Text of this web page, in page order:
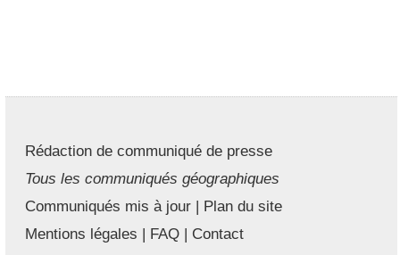
Rédaction de communiqué de presse
Tous les communiqués géographiques
Communiqués mis à jour | Plan du site
Mentions légales | FAQ | Contact